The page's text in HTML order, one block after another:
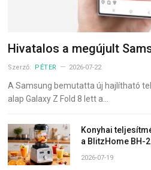
Hivatalos a megújult
Szerző: PÉTER 2026-07-22
A Samsung bemutatta új hajlítható
alap Galaxy Z Fold 8 lett a…
Konyhai
a BlitzHome BH-
2026-07-19